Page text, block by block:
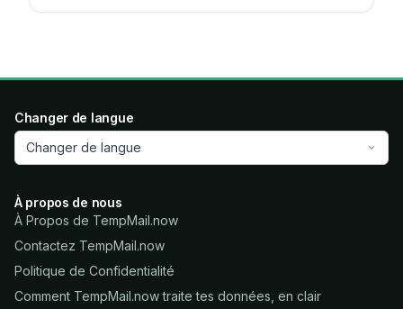
Changer de langue
Changer de langue
À propos de nous
À Propos de TempMail.now
Contactez TempMail.now
Politique de Confidentialité
Comment TempMail.now traite tes données, en clair